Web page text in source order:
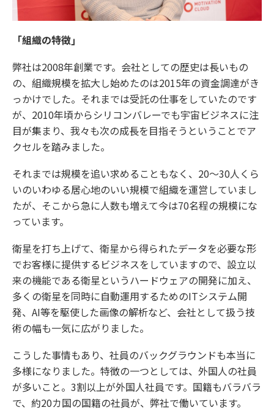
「組織の特徴」
弊社は2008年創業です。会社としての歴史は長いもの
の、組織規模を拡大し始めたのは2015年の資金調達がき
っかけでした。それまでは受託の仕事をしていたのです
が、2010年頃からシリコンバレーでも宇宙ビジネスに注
目が集まり、我々も次の成長を目指そうということでア
クセルを踏みました。
それまでは規模を追い求めることもなく、20〜30人くら
いのいわゆる居心地のいい規模で組織を運営していまし
たが、そこから急に人数も増えて今は70名程の規模にな
っています。
衛星を打ち上げて、衛星から得られたデータを必要な形
でお客様に提供するビジネスをしていますので、設立以
来の機能である衛星というハードウェアの開発に加え、
多くの衛星を同時に自動運用するためのITシステム開
発、AI等を駆使した画像の解析など、会社として扱う技
術の幅も一気に広がりました。
こうした事情もあり、社員のバックグラウンドも本当に
多様になりました。特徴の一つとしては、外国人の社員
が多いこと。3割以上が外国人社員です。国籍もバラバラ
で、約20カ国の国籍の社員が、弊社で働いています。